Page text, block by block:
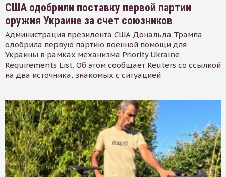
США одобрили поставку первой партии
оружия Украине за счет союзников
Администрация президента США Дональда Трампа
одобрила первую партию военной помощи для
Украины в рамках механизма Priority Ukraine
Requirements List. Об этом сообщает Reuters со ссылкой
на два источника, знакомых с ситуацией